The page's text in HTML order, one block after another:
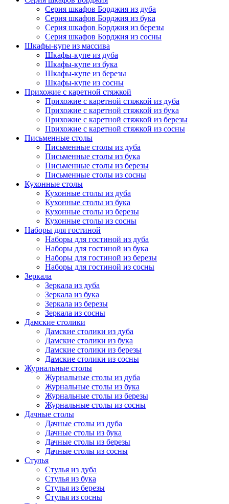
Серия шкафов Борджия из дуба
Серия шкафов Борджия из бука
Серия шкафов Борджия из березы
Серия шкафов Борджия из сосны
Шкафы-купе из массива
Шкафы-купе из дуба
Шкафы-купе из бука
Шкафы-купе из березы
Шкафы-купе из сосны
Прихожие с каретной стяжкой
Прихожие с каретной стяжкой из дуба
Прихожие с каретной стяжкой из бука
Прихожие с каретной стяжкой из березы
Прихожие с каретной стяжкой из сосны
Письменные столы
Письменные столы из дуба
Письменные столы из бука
Письменные столы из березы
Письменные столы из сосны
Кухонные столы
Кухонные столы из дуба
Кухонные столы из бука
Кухонные столы из березы
Кухонные столы из сосны
Наборы для гостиной
Наборы для гостиной из дуба
Наборы для гостиной из бука
Наборы для гостиной из березы
Наборы для гостиной из сосны
Зеркала
Зеркала из дуба
Зеркала из бука
Зеркала из березы
Зеркала из сосны
Дамские столики
Дамские столики из дуба
Дамские столики из бука
Дамские столики из березы
Дамские столики из сосны
Журнальные столы
Журнальные столы из дуба
Журнальные столы из бука
Журнальные столы из березы
Журнальные столы из сосны
Дачные столы
Дачные столы из дуба
Дачные столы из бука
Дачные столы из березы
Дачные столы из сосны
Стулья
Стулья из дуба
Стулья из бука
Стулья из березы
Стулья из сосны